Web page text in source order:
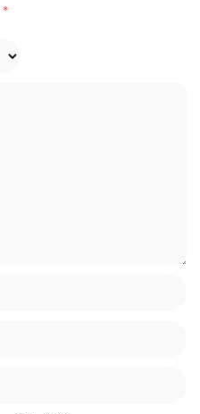
*